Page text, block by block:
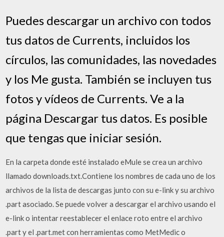
Puedes descargar un archivo con todos
tus datos de Currents, incluidos los
círculos, las comunidades, las novedades
y los Me gusta. También se incluyen tus
fotos y vídeos de Currents. Ve a la
página Descargar tus datos. Es posible
que tengas que iniciar sesión.
En la carpeta donde esté instalado eMule se crea un archivo
llamado downloads.txt.Contiene los nombres de cada uno de los
archivos de la lista de descargas junto con su e-link y su archivo
.part asociado. Se puede volver a descargar el archivo usando el
e-link o intentar reestablecer el enlace roto entre el archivo
.part y el .part.met con herramientas como MetMedic o